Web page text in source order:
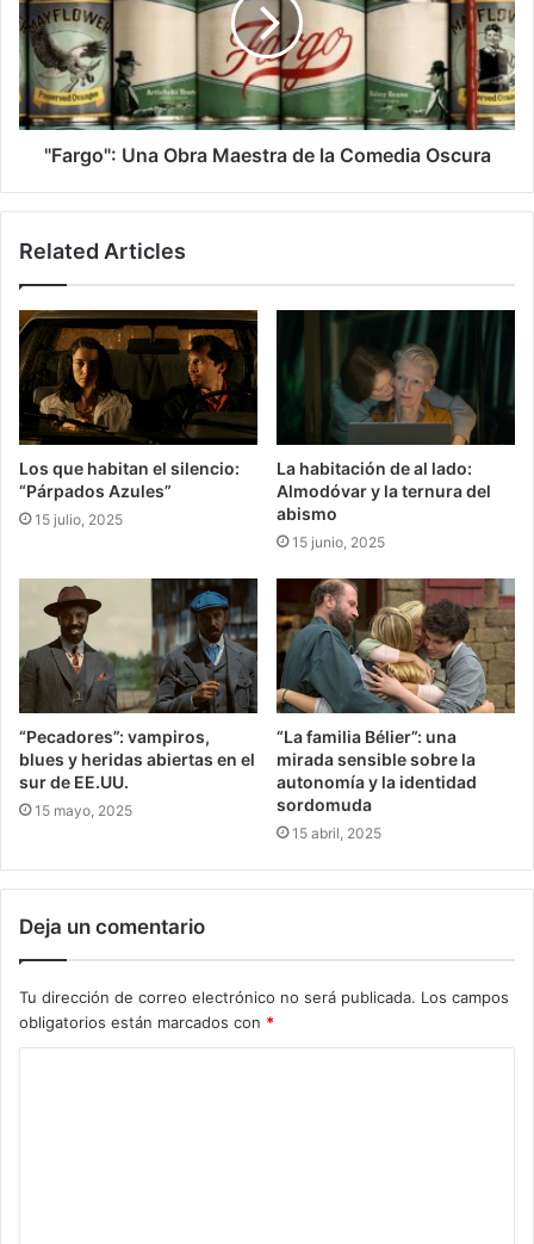
"Fargo": Una Obra Maestra de la Comedia Oscura
Related Articles
Los que habitan el silencio:
“Párpados Azules”
15 julio, 2025
La habitación de al lado:
Almodóvar y la ternura del
abismo
15 junio, 2025
“Pecadores”: vampiros,
blues y heridas abiertas en el
sur de EE.UU.
15 mayo, 2025
“La familia Bélier”: una
mirada sensible sobre la
autonomía y la identidad
sordomuda
15 abril, 2025
Deja un comentario
Tu dirección de correo electrónico no será publicada. Los campos
obligatorios están marcados con *